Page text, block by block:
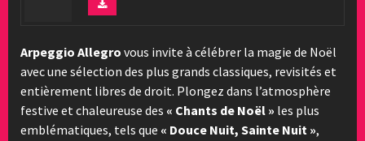
Arpeggio Allegro vous invite à célébrer la magie de Noël
avec une sélection des plus grands classiques, revisités et
entièrement libres de droit. Plongez dans l’atmosphère
festive et chaleureuse des « Chants de Noël » les plus
emblématiques, tels que « Douce Nuit, Sainte Nuit »,